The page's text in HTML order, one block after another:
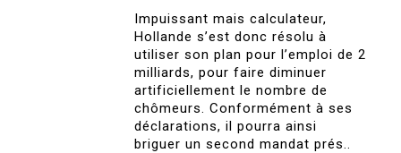
Impuissant mais calculateur,
Hollande s’est donc résolu à
utiliser son plan pour l’emploi de 2
milliards, pour faire diminuer
artificiellement le nombre de
chômeurs. Conformément à ses
déclarations, il pourra ainsi
briguer un second mandat prés..